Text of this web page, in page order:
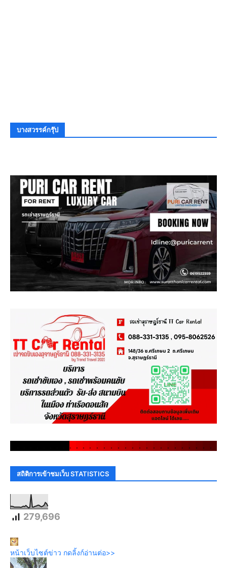
บางสวรรค์กรุ๊ป
. . . . . . . . . . . . . . . . . . . . .
สถิติการเข้าชมเว็บ STATISTICS
279,696
หน้าเว็บไซต์ข่าว กดลิ้งก์อ่านต่อ>>